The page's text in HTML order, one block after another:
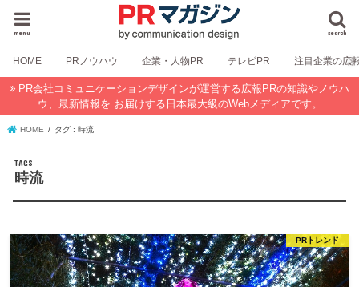
search
menu
HOME PRノウハウ 企業・人物PR テレビPR 注目企業の広
PR会社コミュニケーションデザインが運営する広報PRの知識やノウハ
ウ、最新情報を お届けする日本最大級のWebメディアです。
HOME タグ : 時流
時流
PRトレンド